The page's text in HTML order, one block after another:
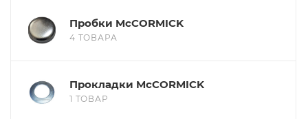
Пробки McCORMICK
4 ТОВАРА
Прокладки McCORMICK
1 ТОВАР